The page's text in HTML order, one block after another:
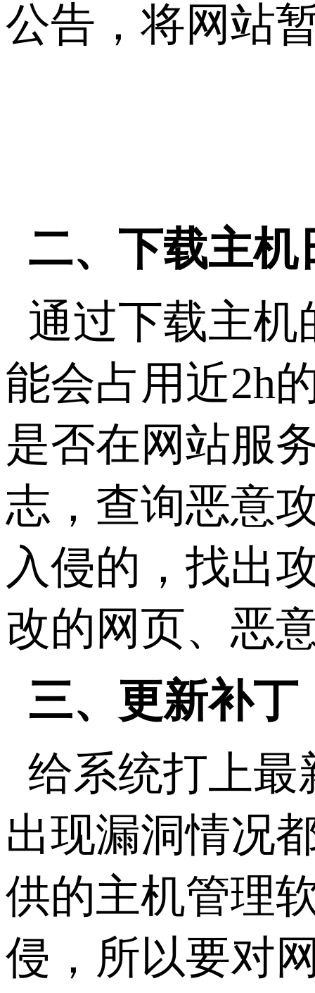
公告，将网站
二、下载主机
通过下载主
能会占用近2h
是否在网站服
志，查询恶意
入侵的，找出
改的网页、恶
三、更新补丁
给系统打上最
出现漏洞情况
供的主机管理
侵，所以要对